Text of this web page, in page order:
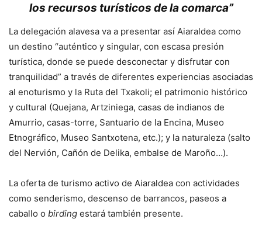
los recursos turísticos de la comarca”
La delegación alavesa va a presentar así Aiaraldea como
un destino “auténtico y singular, con escasa presión
turística, donde se puede desconectar y disfrutar con
tranquilidad” a través de diferentes experiencias asociadas
al enoturismo y la Ruta del Txakoli; el patrimonio histórico
y cultural (Quejana, Artziniega, casas de indianos de
Amurrio, casas-torre, Santuario de la Encina, Museo
Etnográfico, Museo Santxotena, etc.); y la naturaleza (salto
del Nervión, Cañón de Delika, embalse de Maroño…).
La oferta de turismo activo de Aiaraldea con actividades
como senderismo, descenso de barrancos, paseos a
caballo o birding estará también presente.